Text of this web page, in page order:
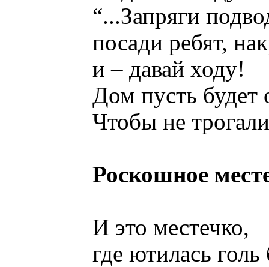
“...Запряги
посади ребят,
и – давай ходу!
Дом пусть
Чтобы не
Роскошное
И это местечко,
где ютилась